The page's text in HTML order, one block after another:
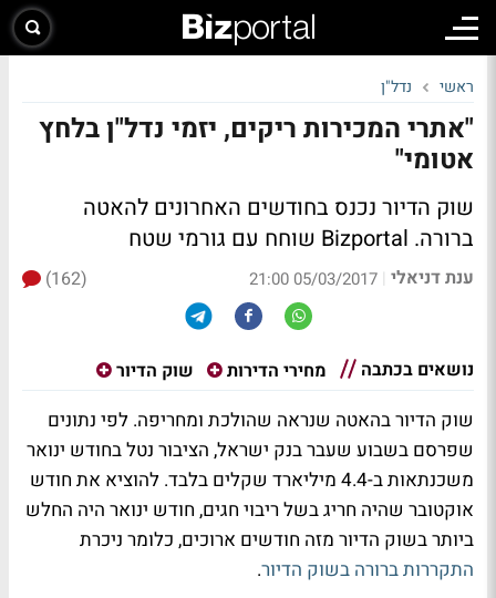
ראשי נדל"ן
"אתרי המכירות ריקים, יזמי נדל"ן בלחץ
אטומי"
שוק הדיור נכנס בחודשים האחרונים להאטה
ברורה. Bizportal שוחח עם גורמי שטח
ענת דניאלי |
05/03/2017 21:00
(162)
נושאים בכתבה מחירי הדירות שוק הדיור
שוק הדיור בהאטה שנראה שהולכת ומחריפה. לפי נתונים
שפרסם בשבוע שעבר בנק ישראל, הציבור נטל בחודש ינואר
משכנתאות ב-4.4 מיליארד שקלים בלבד. להוציא את חודש
אוקטובר שהיה חריג בשל ריבוי חגים, חודש ינואר היה החלש
ביותר בשוק הדיור מזה חודשים ארוכים, כלומר ניכרת
התקררות ברורה בשוק הדיור.